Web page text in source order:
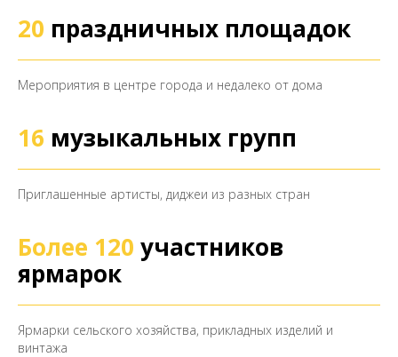
20 праздничных площадок
Мероприятия в центре города и недалеко от дома
16 музыкальных групп
Приглашенные артисты, диджеи из разных стран
Более 120 участников
ярмарок
Ярмарки сельского хозяйства, прикладных изделий и
винтажа